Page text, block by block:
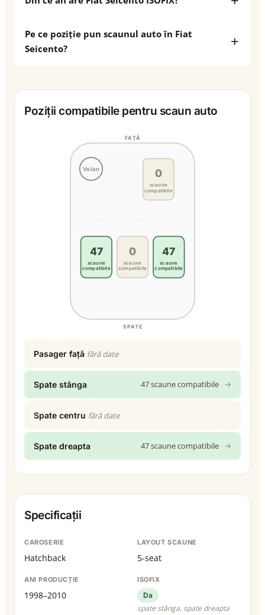
Pe ce poziție pun scaunul auto în Fiat
Seicento?
Poziții compatibile pentru scaun auto
Volan
FAȚĂ
SPATE
0
scaune
compatibile
47
scaune
compatibile
0
scaune
compatibile
47
scaune
compatibile
Pasager față fără date
Spate stânga 47 scaune compatibile →
Spate centru fără date
Spate dreapta 47 scaune compatibile →
Specificații
CAROSERIE
Hatchback
LAYOUT SCAUNE
5-seat
ANI PRODUCȚIE
1998–2010
ISOFIX
Da
spate stânga, spate dreapta